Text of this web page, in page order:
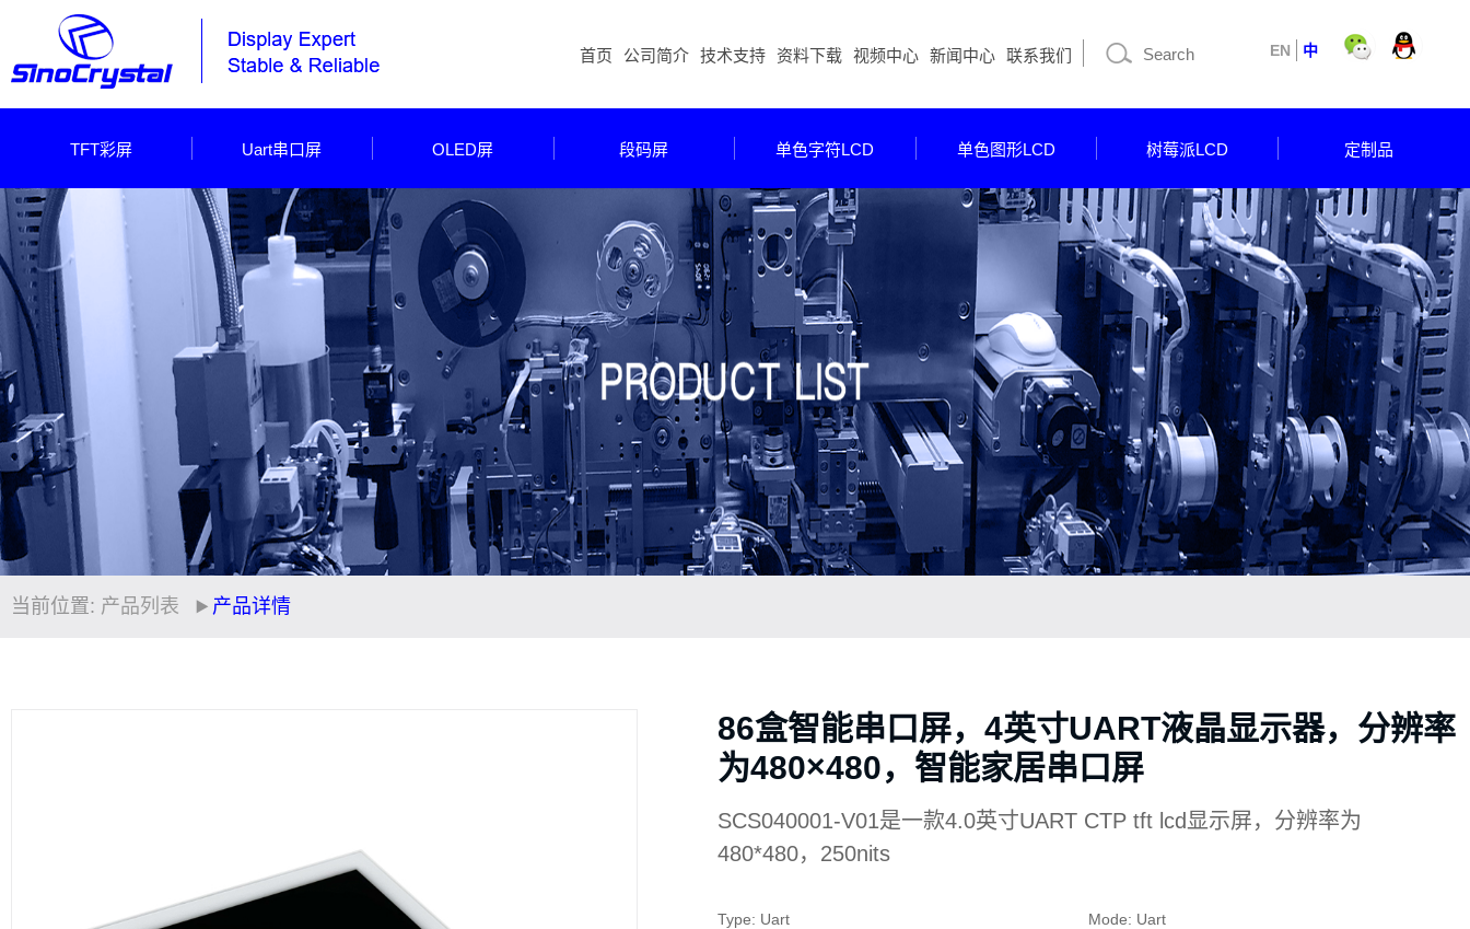
EN 中
首页 公司简介 技术支持 资料下载 视频中心 新闻中心 联系我们
TFT彩屏 Uart串口屏 OLED屏 段码屏 单色字符LCD 单色图形LCD 树莓派LCD 定制品
当前位置: 产品列表 产品详情
86盒智能串口屏，4英寸UART液晶显示器，分辨率
为480×480，智能家居串口屏
SCS040001-V01是一款4.0英寸UART CTP tft lcd显示屏，分辨率为
480*480，250nits
Type: Uart Mode: Uart